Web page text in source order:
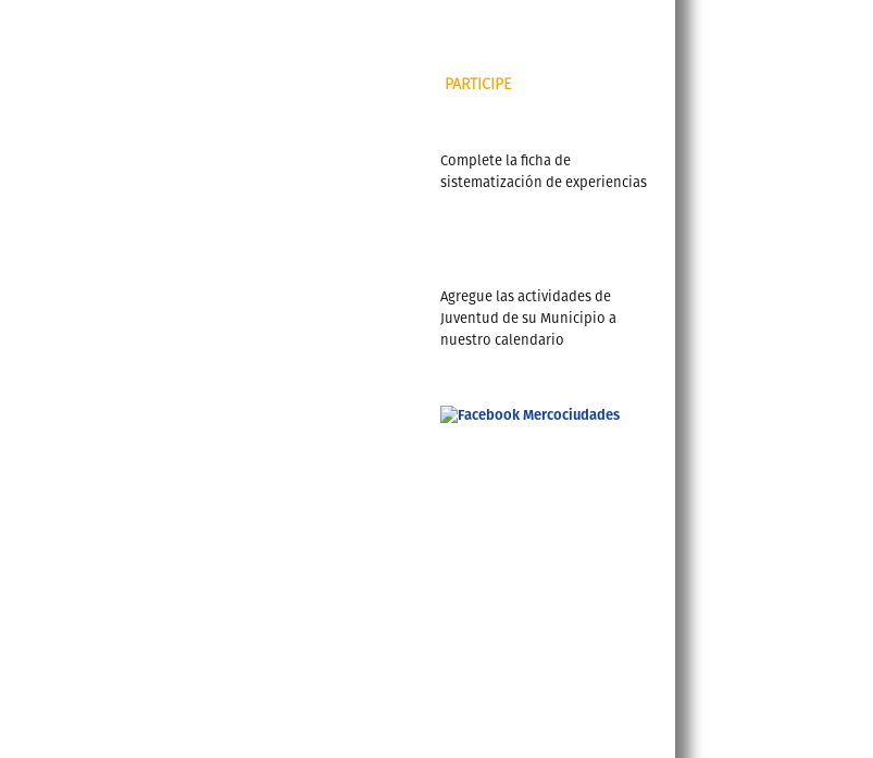
PARTICIPE
Complete la ficha de
sistematización de experiencias
Agregue las actividades de
Juventud de su Municipio a
nuestro calendario